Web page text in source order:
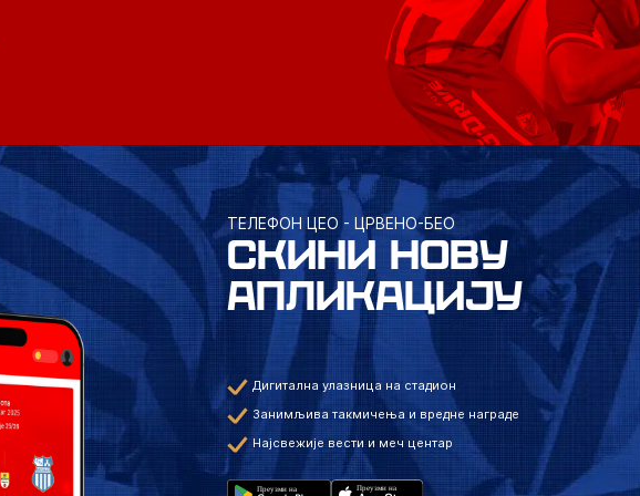
ТЕЛЕФОН ЦЕО - ЦРВЕНО-БЕО
СКИНИ НОВУ
АПЛИКАЦИЈУ
Дигитална улазница на стадион
Занимљива такмичења и вредне награде
Најсвежије вести и меч центар